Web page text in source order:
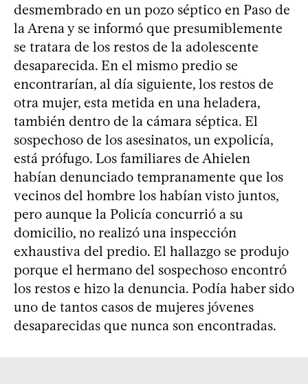
desmembrado en un pozo séptico en Paso de
la Arena y se informó que presumiblemente
se tratara de los restos de la adolescente
desaparecida. En el mismo predio se
encontrarían, al día siguiente, los restos de
otra mujer, esta metida en una heladera,
también dentro de la cámara séptica. El
sospechoso de los asesinatos, un expolicía,
está prófugo. Los familiares de Ahielen
habían denunciado tempranamente que los
vecinos del hombre los habían visto juntos,
pero aunque la Policía concurrió a su
domicilio, no realizó una inspección
exhaustiva del predio. El hallazgo se produjo
porque el hermano del sospechoso encontró
los restos e hizo la denuncia. Podía haber sido
uno de tantos casos de mujeres jóvenes
desaparecidas que nunca son encontradas.